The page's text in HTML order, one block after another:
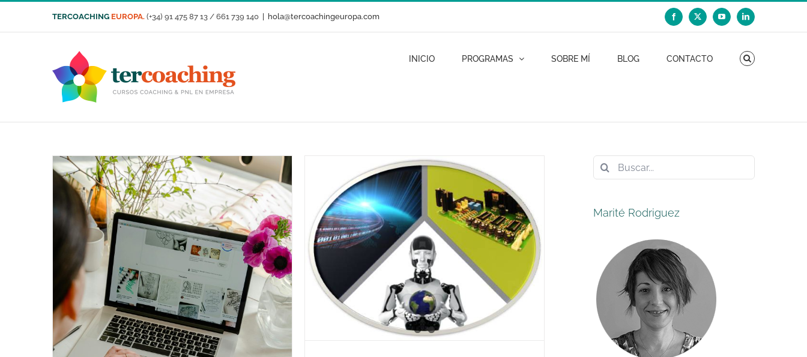
contenido
TERCOACHING EUROPA. (+34) 91 475 87 13 / 661 739 140 hola@tercoachingeuropa.com Facebook
X YouTubeLinkedIn
INICIO PROGRAMAS SOBRE MÍ BLOG CONTACTO
Buscar:
Marité Rodriguez